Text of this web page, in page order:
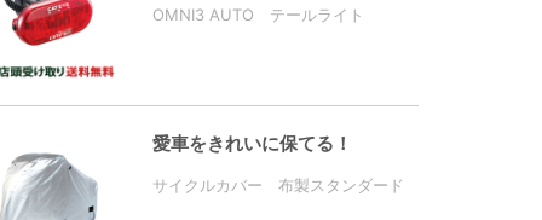
OMNI3 AUTO テールライト
愛車をきれいに保てる！
サイクルカバー 布製スタンダード